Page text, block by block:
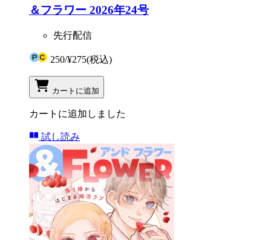
＆フラワー 2026年24号
先行配信
250/¥275(税込)
カートに追加
カートに追加しました
試し読み